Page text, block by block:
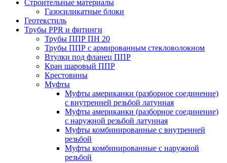
Строительные материалы
Газосиликатные блоки
Геотекстиль
Трубы PPR и фитинги
Трубы ППР ПН 20
Трубы ППР с армированным стекловолокном
Втулки под фланец ППР
Кран шаровый ППР
Крестовины
Муфты
Муфты американки (разборное соединение)
с внутренней резьбой латунная
Муфты американки (разборное соединение)
с наружной резьбой латунная
Муфты комбинированные с внутренней
резьбой
Муфты комбинированные с наружной
резьбой